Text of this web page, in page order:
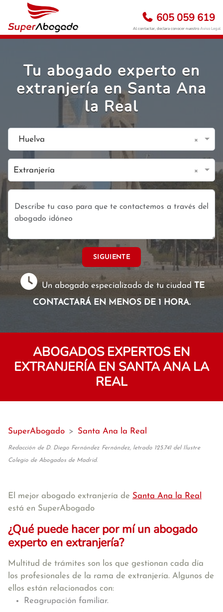
605 059 619
Al contactar, declara conocer nuestroAviso Legal
Tu abogado experto en
extranjería en Santa Ana
la Real
Huelva ×
Extranjería ×
SIGUIENTE
Un abogado especializado de tu ciudad TE
CONTACTARÁ EN MENOS DE 1 HORA.
ABOGADOS EXPERTOS EN
EXTRANJERÍA EN SANTA ANA LA
REAL
SuperAbogado > Santa Ana la Real
Redacción de D. Diego Fernández Fernández, letrado 125.741 del Ilustre
Colegio de Abogados de Madrid.
El mejor abogado extranjería de Santa Ana la Real
está en SuperAbogado
¿Qué puede hacer por mí un abogado
experto en extranjería?
Multitud de trámites son los que gestionan cada día
los profesionales de la rama de extranjería. Algunos de
ellos están relacionados con:
Reagrupación familiar.